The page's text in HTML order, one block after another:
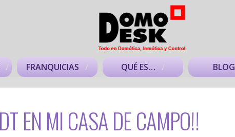
FRANQUICIAS QUÉ ES… BLOG
EN MI CASA DE CAMPO!!